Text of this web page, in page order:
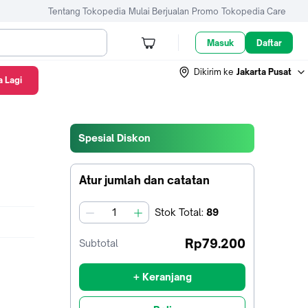
Tentang Tokopedia Mulai Berjualan Promo Tokopedia Care
Masuk Daftar
Dikirim ke Jakarta Pusat
Spesial Diskon
Atur jumlah dan catatan
jumlah Stok Total: 89
Subtotal Rp79.200
+ Keranjang
Lagi